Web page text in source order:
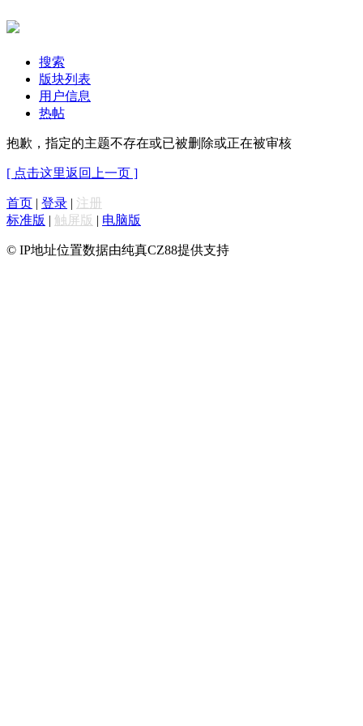
搜索
版块列表
用户信息
热帖
抱歉，指定的主题不存在或已被删除或正在被审核
[ 点击这里返回上一页 ]
首页 | 登录 | 注册
标准版 | 触屏版 | 电脑版
© IP地址位置数据由纯真CZ88提供支持